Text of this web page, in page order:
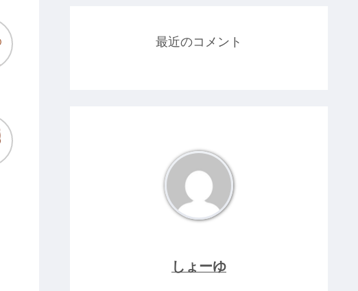
最近のコメント
しょーゆ